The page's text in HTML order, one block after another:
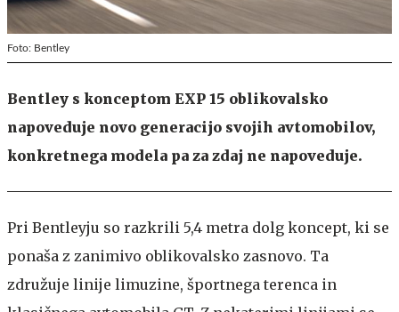
Foto: Bentley
Bentley s konceptom EXP 15 oblikovalsko
napoveduje novo generacijo svojih avtomobilov,
konkretnega modela pa za zdaj ne napoveduje.
Pri Bentleyju so razkrili 5,4 metra dolg koncept, ki se
ponaša z zanimivo oblikovalsko zasnovo. Ta
združuje linije limuzine, športnega terenca in